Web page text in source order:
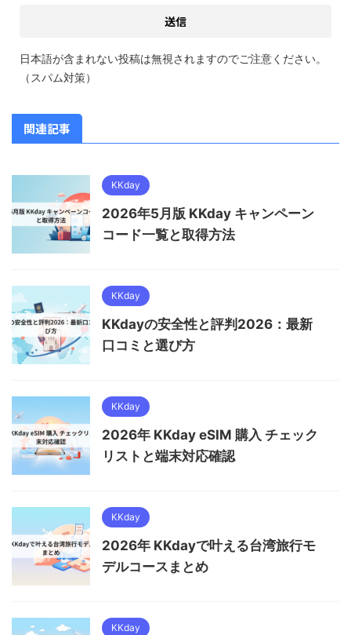
日本語が含まれない投稿は無視されますのでご注意ください。
（スパム対策）
関連記事
KKday
2026年5月版 KKday キャンペーン
コード一覧と取得方法
KKday
KKdayの安全性と評判2026：最新
口コミと選び方
KKday
2026年 KKday eSIM 購入 チェック
リストと端末対応確認
KKday
2026年 KKdayで叶える台湾旅行モ
デルコースまとめ
KKday